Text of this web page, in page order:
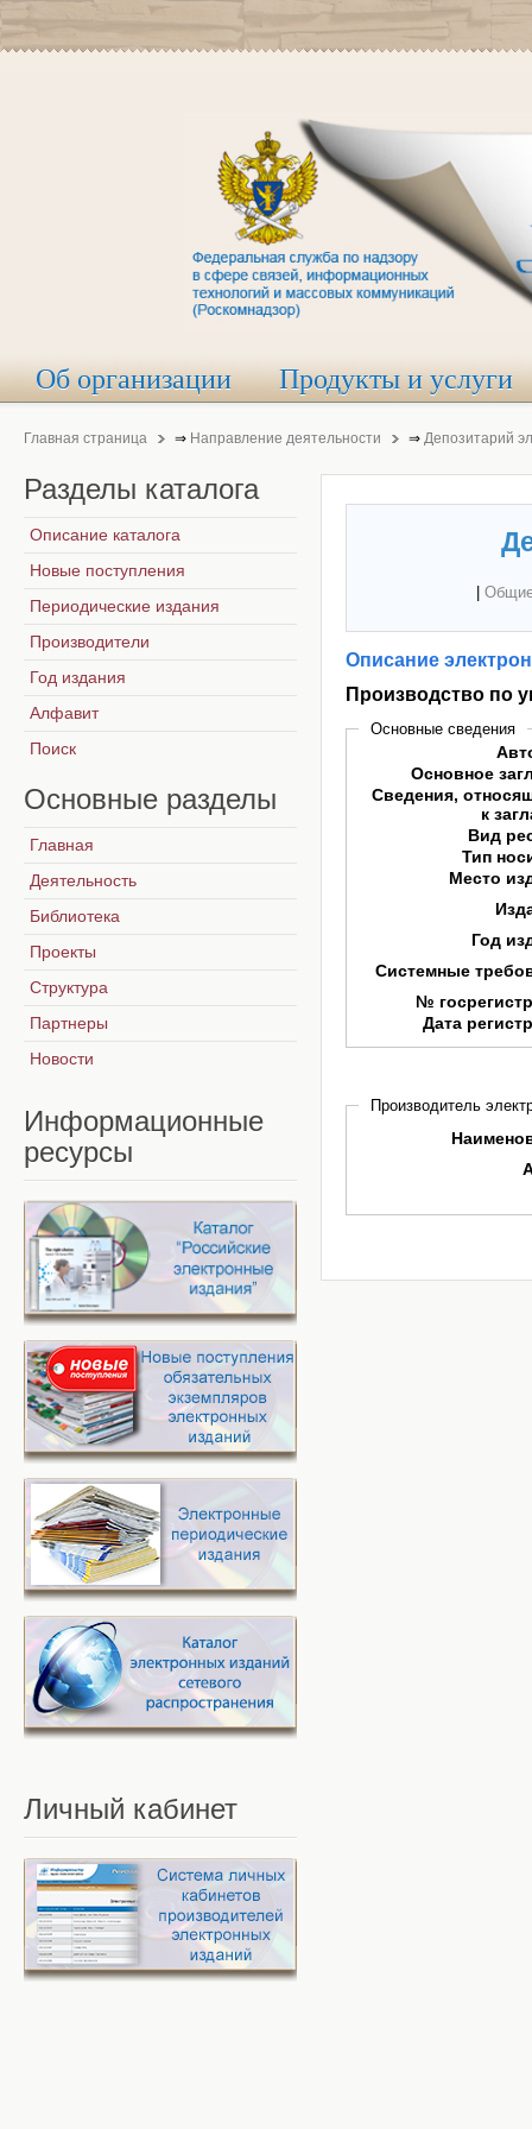
Об организации Продукты и услуги
Главная страница ⇒ Направление деятельности ⇒ Депозитарий
Описание
Производство по
Основные сведения
Основное
Сведения,
к
Вид
Тип
Место
Год
Системные
№
Дата
Производитель
Разделы каталога
Описание каталога
Новые поступления
Периодические издания
Производители
Год издания
Алфавит
Поиск
Основные разделы
Главная
Деятельность
Библиотека
Проекты
Структура
Партнеры
Новости
Информационные
ресурсы
Личный кабинет